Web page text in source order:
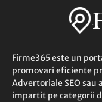
Firme365 este un
promovari eficiente
Advertoriale SEO sau
impartit pe categorii